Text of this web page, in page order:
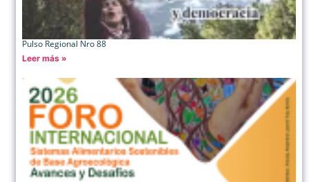
Pulso Regional Nro 88
Leer más »